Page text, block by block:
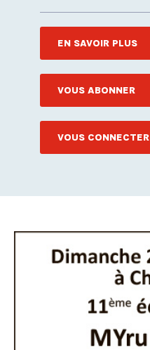
EN SAVOIR PLUS
VOUS ABONNER
VOUS CONNECTER